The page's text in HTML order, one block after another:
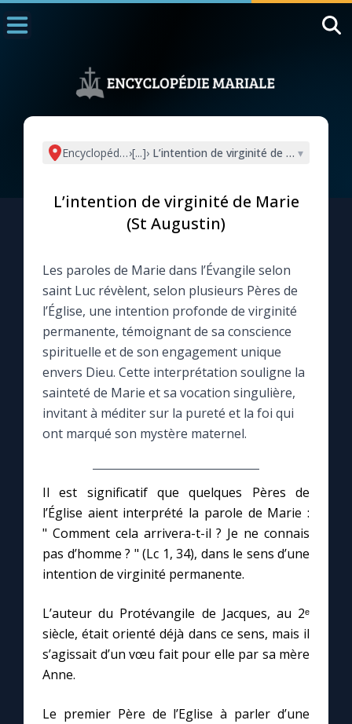
L'actualité de la semaine
La newsletter
La vidéo de la semaine
Le compte Tiktok
Le magazine
Questions-réponses
Prier au quotidien
Avec Thérèse de Lisieux
L'Évangile chaque jour
Encyclopédie mariale
›[...]› L’intention de virginité de Marie (St
▾
L’intention de virginité de Marie
(St Augustin)
Les paroles de Marie dans l’Évangile selon
saint Luc révèlent, selon plusieurs Pères de
l’Église, une intention profonde de virginité
permanente, témoignant de sa conscience
spirituelle et de son engagement unique
envers Dieu. Cette interprétation souligne la
sainteté de Marie et sa vocation singulière,
invitant à méditer sur la pureté et la foi qui
ont marqué son mystère maternel.
Il est significatif que quelques Pères de
l’Église aient interprété la parole de Marie :
" Comment cela arrivera-t-il ? Je ne connais
pas d’homme ? " (Lc 1, 34), dans le sens d’une
intention de virginité permanente.
L’auteur du Protévangile de Jacques, au 2ᵉ
siècle, était orienté déjà dans ce sens, mais il
s’agissait d’un vœu fait pour elle par sa mère
Anne.
Le premier Père de l’Eglise à parler d’une